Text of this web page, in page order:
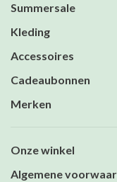
Summersale
Kleding
Accessoires
Cadeaubonnen
Merken
Onze winkel
Algemene